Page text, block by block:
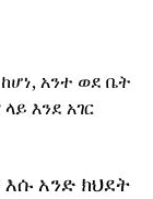
አንተ ወደ ቤት
እንደ አገር
አንድ ክህደት